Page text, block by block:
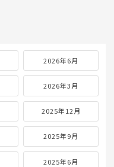
2026年6月
2026年3月
2025年12月
2025年9月
2025年6月